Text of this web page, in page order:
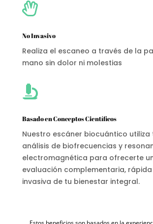

No Invasivo
Realiza el escaneo a través de la
mano sin dolor ni molestias

Basado en Conceptos Científicos
Nuestro escáner biocuántico utiliza
análisis de biofrecuencias y
electromagnética para ofrecerte
evaluación complementaria, rápida
invasiva de tu bienestar integral.